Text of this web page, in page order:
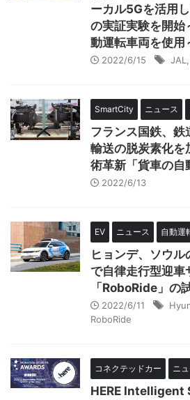
ーカル5Gを活用
の実証実験を開始
動運転車両を使用
2022/6/15 JAL
SmartCity ニュース
フランス国鉄、鉄
輸送の脱炭素化を
術革新「貨車の自
2022/6/13
EV ニュース 自動運
ヒョンデ、ソウ
で自律走行型迎車
「RoboRide」の
2022/6/11
RoboRide
コネクテッドカー ニ
HERE